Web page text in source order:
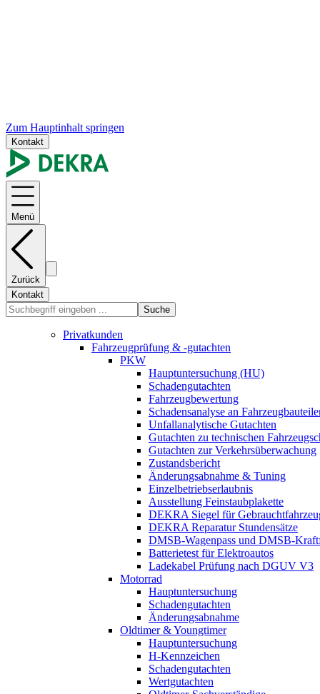
Zum Hauptinhalt springen
Kontakt
Menü
Zurück
Kontakt
Suche
Privatkunden
Fahrzeugprüfung & -gutachten
PKW
Hauptuntersuchung (HU)
Schadengutachten
Fahrzeugbewertung
Schadensanalyse an
Unfallanalytische Gutachten
Gutachten zu technischen
Gutachten zur Verkehrsüberwachung
Zustandsbericht
Änderungsabnahme & Tuning
Einzelbetriebserlaubnis
Ausstellung Feinstaubplakette
DEKRA Siegel für
DEKRA Reparatur Stundensätze
DMSB-Wagenpass und DMSB-
Batterietest für Elektroautos
Ladekabel Prüfung nach DGUV V3
Motorrad
Hauptuntersuchung
Schadengutachten
Änderungsabnahme
Oldtimer & Youngtimer
Hauptuntersuchung
H-Kennzeichen
Schadengutachten
Wertgutachten